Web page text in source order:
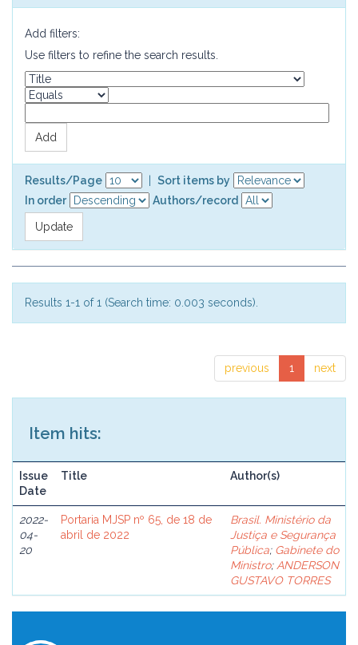
Add filters:
Use filters to refine the search results.
Results/Page
Sort items by
In order
Authors/record
Results 1-1 of 1 (Search time: 0.003 seconds).
previous 1 next
Item hits:
Issue
Date
Title Author(s)
2022-
04-
20
Portaria MJSP nº 65, de 18 de
abril de 2022
Brasil. Ministério da
Justiça e Segurança
Pública; Gabinete do
Ministro; ANDERSON
GUSTAVO TORRES